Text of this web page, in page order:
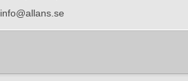
info@allans.se